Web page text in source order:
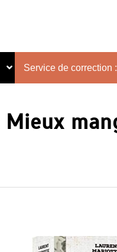
Service de correction
Mieux